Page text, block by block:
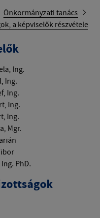
Önkormányzati tanács
a képviselők részvétele
Ing.
Ing.
Ing.
Ing.
Ing.
Mgr.
PhD.